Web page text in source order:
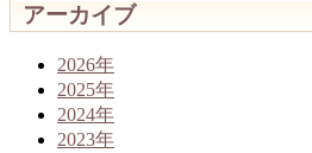
アーカイブ
2026年
2025年
2024年
2023年